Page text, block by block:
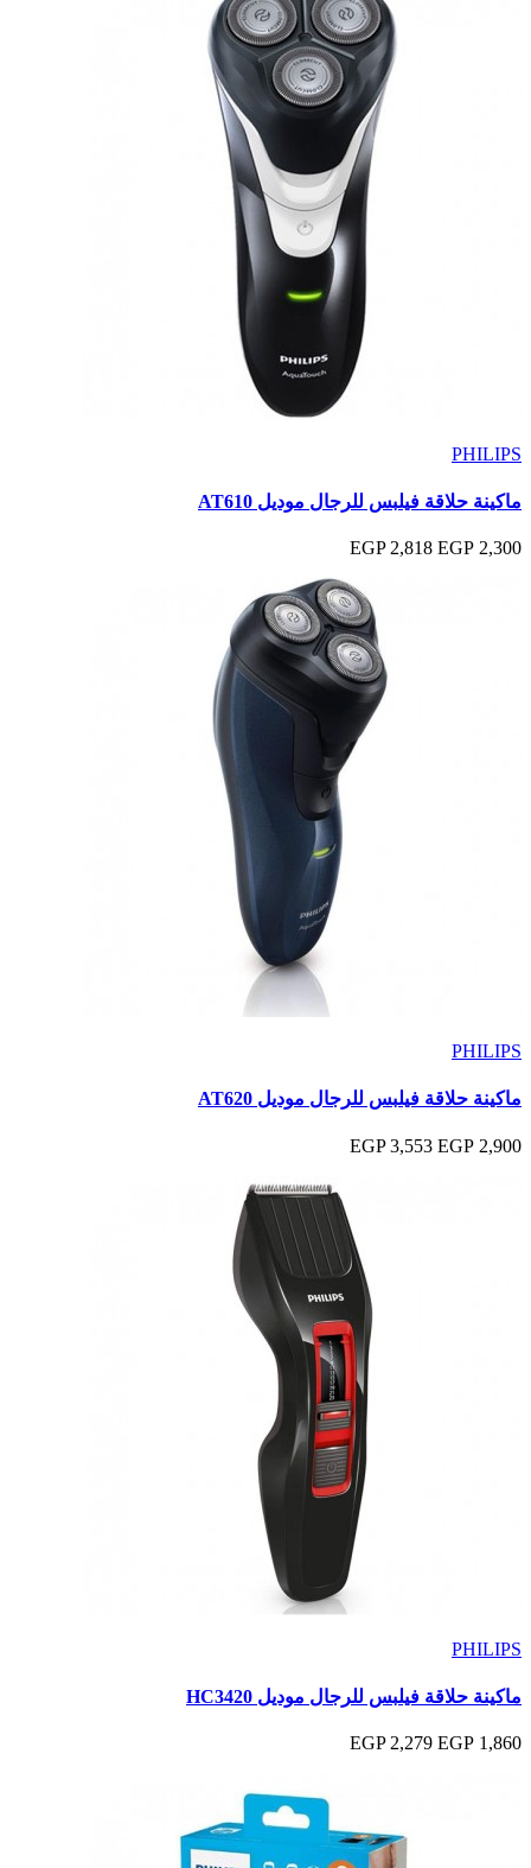
PHILIPS
ماكينة حلاقة فيلبس للرجال موديل AT610
2,300 EGP
2,818 EGP
PHILIPS
ماكينة حلاقة فيلبس للرجال موديل AT620
2,900 EGP
3,553 EGP
PHILIPS
ماكينة حلاقة فيلبس للرجال موديل HC3420
1,860 EGP
2,279 EGP